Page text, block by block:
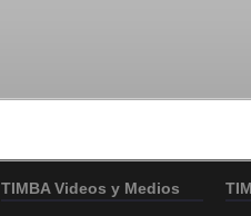
TIMBA Videos y Medios